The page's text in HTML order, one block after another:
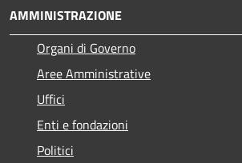
AMMINISTRAZIONE
Organi di Governo
Aree Amministrative
Uffici
Enti e fondazioni
Politici